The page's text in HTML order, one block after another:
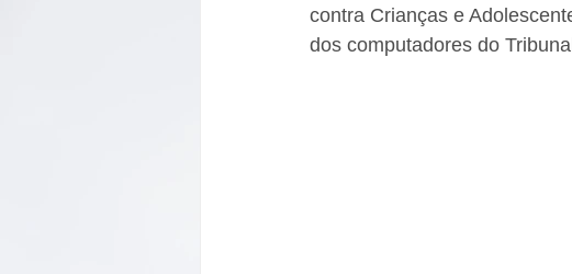
contra Crianças e
dos computadores do